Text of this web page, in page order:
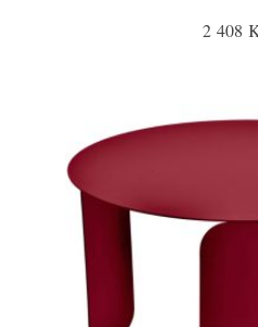
2 408